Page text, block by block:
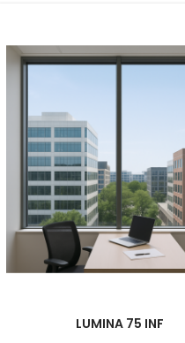
LUMINA 75 INF